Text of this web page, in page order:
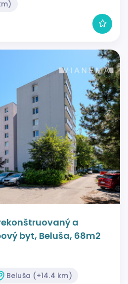
a
byt, Beluša, 68m2
Beluša (+14.4 km)